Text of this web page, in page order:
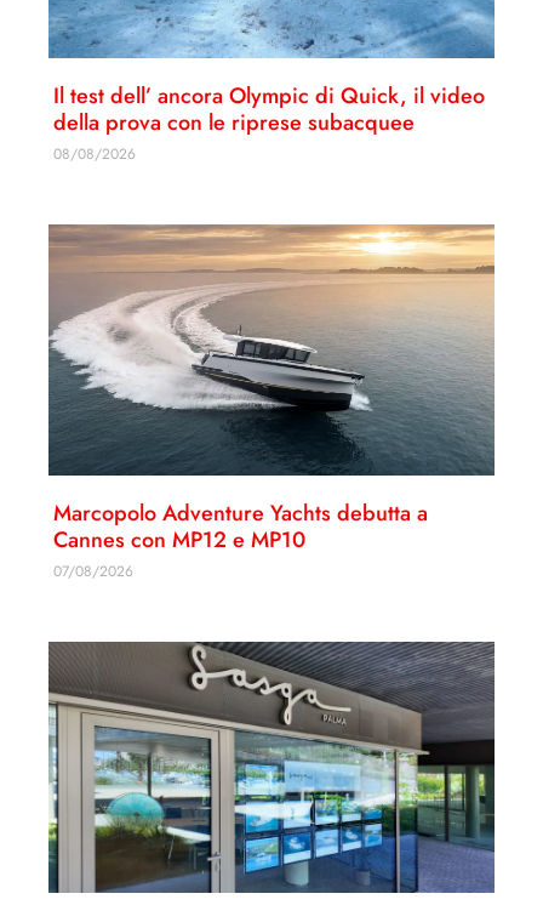
Il test dell’ ancora Olympic di Quick, il video
della prova con le riprese subacquee
08/08/2026
Marcopolo Adventure Yachts debutta a
Cannes con MP12 e MP10
07/08/2026